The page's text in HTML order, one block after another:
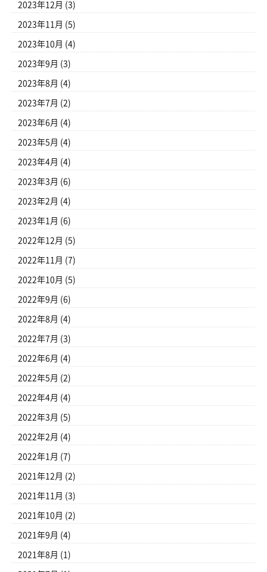
2023年12月 (3)
2023年11月 (5)
2023年10月 (4)
2023年9月 (3)
2023年8月 (4)
2023年7月 (2)
2023年6月 (4)
2023年5月 (4)
2023年4月 (4)
2023年3月 (6)
2023年2月 (4)
2023年1月 (6)
2022年12月 (5)
2022年11月 (7)
2022年10月 (5)
2022年9月 (6)
2022年8月 (4)
2022年7月 (3)
2022年6月 (4)
2022年5月 (2)
2022年4月 (4)
2022年3月 (5)
2022年2月 (4)
2022年1月 (7)
2021年12月 (2)
2021年11月 (3)
2021年10月 (2)
2021年9月 (4)
2021年8月 (1)